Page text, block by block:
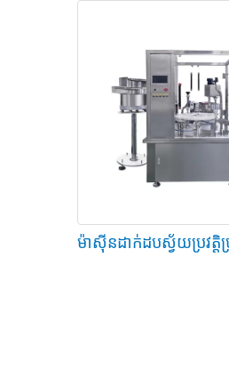
ម៉ាស៊ីនដាក់ដបស្វ័យប្រវត្តិប្